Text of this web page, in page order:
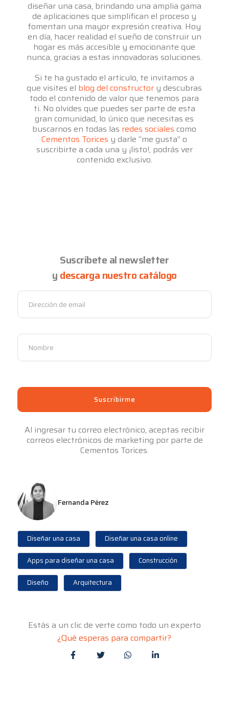
diseñar una casa, brindando una amplia gama
de aplicaciones que simplifican el proceso y
fomentan una mayor expresión creativa. Hoy
en día, hacer realidad el sueño de construir un
hogar es más accesible y emocionante que
nunca, gracias a estas innovadoras soluciones.
Si te ha gustado el artículo, te invitamos a
que visites el blog del constructor y descubras
todo el contenido de valor que tenemos para
ti. No olvides que puedes ser parte de esta
gran comunidad, lo único que necesitas es
buscarnos en todas las redes socialescomo
Cementos Torices y darle “me gusta” o
suscribirte a cada una y ¡listo!, podrás ver
contenido exclusivo.
Suscríbete al newsletter
ydescarga nuestro catálogo
Al ingresar tu correo electrónico, aceptas recibir
correos electrónicos de marketing por parte de
Cementos Torices.
Fernanda Pérez
Diseñar una casa Diseñar una casa online
Apps para diseñar una casa Construcción
Diseño Arquitectura
Estás a un clic de verte como todo un experto
¿Qué esperas para compartir?